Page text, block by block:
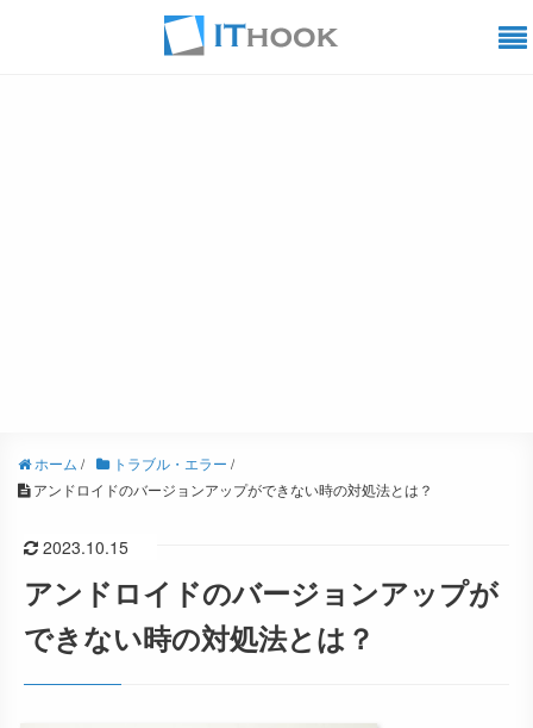
ホーム / トラブル・エラー /
アンドロイドのバージョンアップができない時の対処法とは？
2023.10.15
アンドロイドのバージョンアップが
できない時の対処法とは？